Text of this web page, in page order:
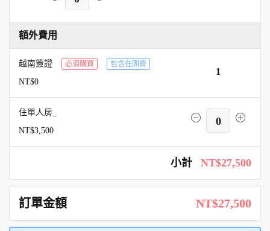
額外費用
越南簽證 必須購買 包含在團費
NT$0
1
住單人房_
NT$3,500
0
小計 NT$27,500
訂單金額 NT$27,500